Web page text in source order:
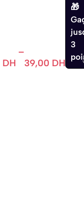
DH
–
39,00 DH
3